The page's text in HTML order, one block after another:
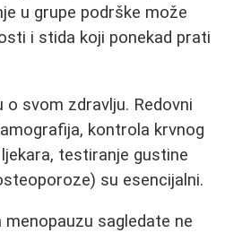
u grupe podrške može
i stida koji ponekad prati
svom zdravlju. Redovni
kontrola krvnog
testiranje gustine
su esencijalni.
sagledate ne